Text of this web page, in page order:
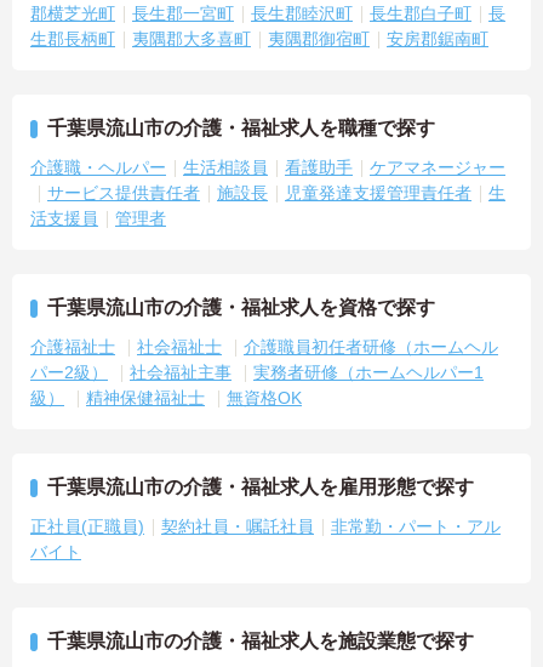
郡横芝光町
長生郡一宮町 長生郡睦沢町 長生郡白子町
長
生郡長柄町
夷隅郡大多喜町 夷隅郡御宿町 安房郡鋸南町
千葉県流山市の介護・福祉求人を職種で探す
介護職・ヘルパー 生活相談員 看護助手
ケアマネージャー
サービス提供責任者
施設長 児童発達支援管理責任者
生
活支援員
管理者
千葉県流山市の介護・福祉求人を資格で探す
介護福祉士 社会福祉士
介護職員初任者研修（ホームヘル
パー2級）
社会福祉主事
実務者研修（ホームヘルパー1
級）
精神保健福祉士 無資格OK
千葉県流山市の介護・福祉求人を雇用形態で探す
正社員(正職員) 契約社員・嘱託社員
非常勤・パート・アル
バイト
千葉県流山市の介護・福祉求人を施設業態で探す